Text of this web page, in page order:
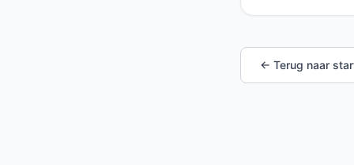
← Terug naar